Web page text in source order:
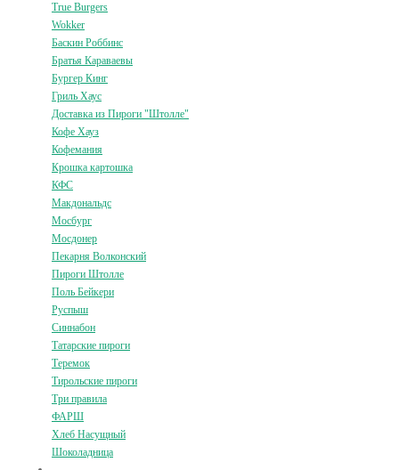
True Burgers
Wokker
Баскин Роббинс
Братья Караваевы
Бургер Кинг
Гриль Хаус
Доставка из Пироги "Штолле"
Кофе Хауз
Кофемания
Крошка картошка
КФС
Макдональдс
Мосбург
Мосдонер
Пекарня Волконский
Пироги Штолле
Поль Бейкери
Руспыш
Синнабон
Татарские пироги
Теремок
Тирольские пироги
Три правила
ФАРШ
Хлеб Насущный
Шоколадница